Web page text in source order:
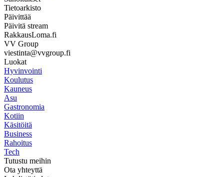
Tietoarkisto
Päivittää
Päivitä stream
RakkausLoma.fi
VV Group
viestinta@vvgroup.fi
Luokat
Hyvinvointi
Koulutus
Kauneus
Asu
Gastronomia
Kotiin
Käsitöitä
Business
Rahoitus
Tech
Tutustu meihin
Ota yhteyttä